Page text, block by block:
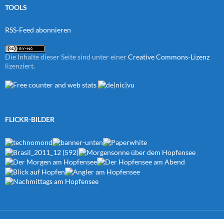
TOOLS
RSS-Feed abonnieren
Die Inhalte dieser Seite sind unter einerCreative Commons-Lizenz
lizenziert.
FLICKR-BILDER